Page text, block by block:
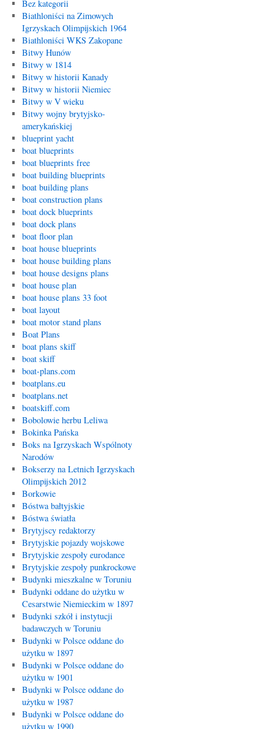
Bez kategorii
Biathloniści na Zimowych
Igrzyskach Olimpijskich 1964
Biathloniści WKS Zakopane
Bitwy Hunów
Bitwy w 1814
Bitwy w historii Kanady
Bitwy w historii Niemiec
Bitwy w V wieku
Bitwy wojny brytyjsko-
amerykańskiej
blueprint yacht
boat blueprints
boat blueprints free
boat building blueprints
boat building plans
boat construction plans
boat dock blueprints
boat dock plans
boat floor plan
boat house blueprints
boat house building plans
boat house designs plans
boat house plan
boat house plans 33 foot
boat layout
boat motor stand plans
Boat Plans
boat plans skiff
boat skiff
boat-plans.com
boatplans.eu
boatplans.net
boatskiff.com
Bobolowie herbu Leliwa
Bokinka Pańska
Boks na Igrzyskach Wspólnoty
Narodów
Bokserzy na Letnich Igrzyskach
Olimpijskich 2012
Borkowie
Bóstwa bałtyjskie
Bóstwa światła
Brytyjscy redaktorzy
Brytyjskie pojazdy wojskowe
Brytyjskie zespoły eurodance
Brytyjskie zespoły punkrockowe
Budynki mieszkalne w Toruniu
Budynki oddane do użytku w
Cesarstwie Niemieckim w 1897
Budynki szkół i instytucji
badawczych w Toruniu
Budynki w Polsce oddane do
użytku w 1897
Budynki w Polsce oddane do
użytku w 1901
Budynki w Polsce oddane do
użytku w 1987
Budynki w Polsce oddane do
użytku w 1990